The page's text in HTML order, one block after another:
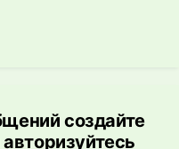
создайте